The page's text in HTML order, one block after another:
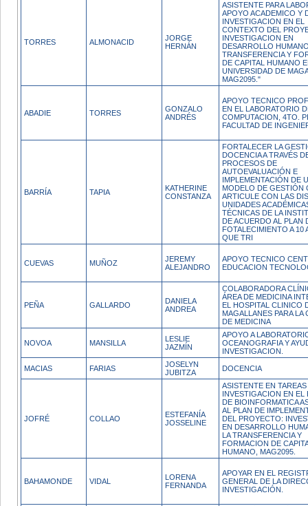
TORRES ALMONACID
JORGE
HERNÁN
ASISTENTE PARA
APOYO ACADEMICO Y
INVESTIGACION EN EL
CONTEXTO DEL
INVESTIGACION EN
DESARROLLO
TRANSFERENCIA Y
DE CAPITAL HUMANO
UNIVERSIDAD DE
MAG2095."
ABADIE TORRES
GONZALO
ANDRÉS
APOYO TECNICO
EN EL LABORATORIO
COMPUTACION, 4TO.
FACULTAD DE
BARRÍA TAPIA
KATHERINE
CONSTANZA
FORTALECER LA
DOCENCIA A TRAVÉS
PROCESOS DE
AUTOEVALUACIÓN E
IMPLEMENTACIÓN DE
MODELO DE GESTIÓN
ARTICULE CON LAS
UNIDADES
TÉCNICAS DE LA
DE ACUERDO AL PLAN
FOTALECIMIENTO A 10
QUE TRI
CUEVAS MUÑOZ
JEREMY
ALEJANDRO
APOYO TECNICO
EDUCACION
PEÑA GALLARDO
DANIELA
ANDREA
COLABORADORA
ÁREA DE MEDICINA
EL HOSPITAL CLINICO
MAGALLANES PARA LA
DE MEDICINA
NOVOA MANSILLA
LESLIE
JAZMÍN
APOYO A
OCEANOGRAFIA Y
INVESTIGACION.
MACIAS FARIAS
JOSELYN
JUBITZA
DOCENCIA
JOFRÉ COLLAO
ESTEFANÍA
JOSSELINE
ASISTENTE EN TAREAS
INVESTIGACION EN EL
DE BIOINFORMATICA
AL PLAN DE
DEL PROYECTO:
EN DESARROLLO
LA TRANSFERENCIA Y
FORMACION DE
HUMANO, MAG2095.
BAHAMONDE VIDAL
LORENA
FERNANDA
APOYAR EN EL
GENERAL DE LA
INVESTIGACIÓN.